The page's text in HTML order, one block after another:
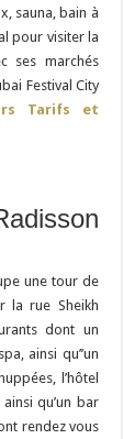
sauna, bain à
pour visiter la
ses marchés
Festival City
Tarifs et
une tour de
la rue Sheikh
dont un
ainsi qu’’un
l’hôtel
qu’un bar
rendez vous